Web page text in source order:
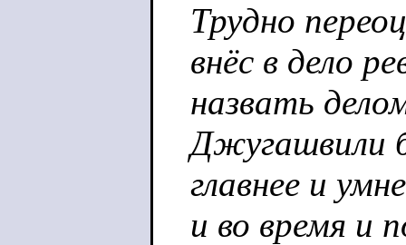
Трудно
внёс в дело
назвать
Джугашвили
главнее и
и во время и